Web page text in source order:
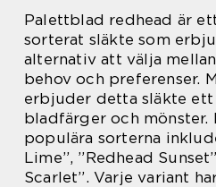
Palettblad redhead är
sorterat släkte som
alternativ att välja
behov och preferenser.
erbjuder detta släkte
bladfärger och mönster.
populära sorterna
Lime”, ”Redhead
Scarlet”. Varje variant